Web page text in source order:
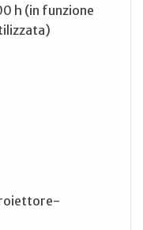
h (in funzione